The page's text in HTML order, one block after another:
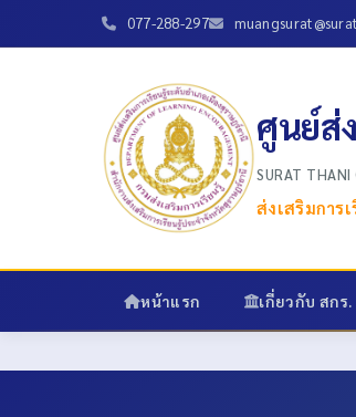
077-288-297
ศูนย์ส่
SURAT THANI
ส่งเสริมกา
หน้าแรก เกี่ยวกับ สกร.